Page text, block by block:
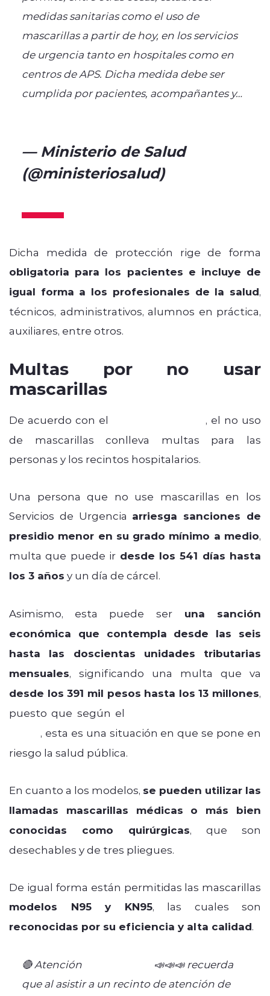
medidas sanitarias como el uso de
mascarillas a partir de hoy, en los servicios
de urgencia tanto en hospitales como en
centros de APS. Dicha medida debe ser
cumplida por pacientes, acompañantes y…
— Ministerio de Salud
(@ministeriosalud)
Dicha medida de protección rige de forma
obligatoria para los pacientes e incluye de
igual forma a los profesionales de la salud,
técnicos, administrativos, alumnos en práctica,
auxiliares, entre otros.
Multas por no usar
mascarillas
De acuerdo con el
, el no uso
de mascarillas conlleva multas para las
personas y los recintos hospitalarios.
Una persona que no use mascarillas en los
Servicios de Urgencia arriesga sanciones de
presidio menor en su grado mínimo a medio,
multa que puede ir desde los 541 días hasta
los 3 años y un día de cárcel.
Asimismo, esta puede seruna sanción
económica que contempla desde las seis
hasta las doscientas unidades tributarias
mensuales, significando una multa que va
desde los 391 mil pesos hasta los 13 millones,
puesto que según el
, esta es una situación en que se pone en
riesgo la salud pública.
En cuanto a los modelos, se pueden utilizar las
llamadas mascarillas médicas o más bien
conocidas como quirúrgicas, que son
desechables y de tres pliegues.
De igual forma están permitidas las mascarillas
modelos N95 y KN95, las cuales son
reconocidas por su eficiencia y alta calidad.
🔴 Atención
📣📣📣 recuerda
que al asistir a un recinto de atención de